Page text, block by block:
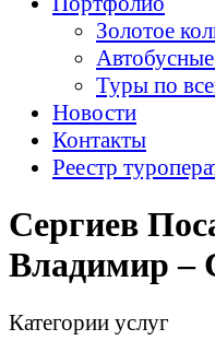
Золотое
Туры по
Новости
Контакты
Реестр
Сергиев
Владимир –
Категории услуг